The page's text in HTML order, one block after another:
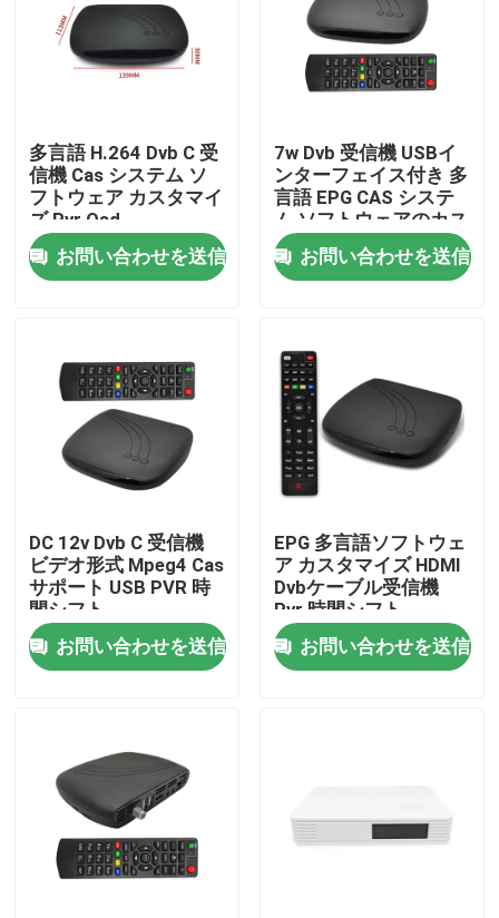
ホーム
VRショー
企業情報
会社案内
品質管理
見積依頼
テレビの上箱
多言語 H.264 Dvb C 受
信機 Cas システム ソ
フトウェア カスタマイ
ズ Pvr Osd
お問い合わせを送信
7w Dvb 受信機 USBイ
ンターフェイス付き 多
言語 EPG CAS システ
ム ソフトウェアのカス
タマイズ
お問い合わせを送信
DC 12v Dvb C 受信機
ビデオ形式 Mpeg4 Cas
サポート USB PVR 時
間シフト
お問い合わせを送信
EPG 多言語ソフトウェ
ア カスタマイズ HDMI
Dvbケーブル受信機
Pvr 時間シフト
お問い合わせを送信